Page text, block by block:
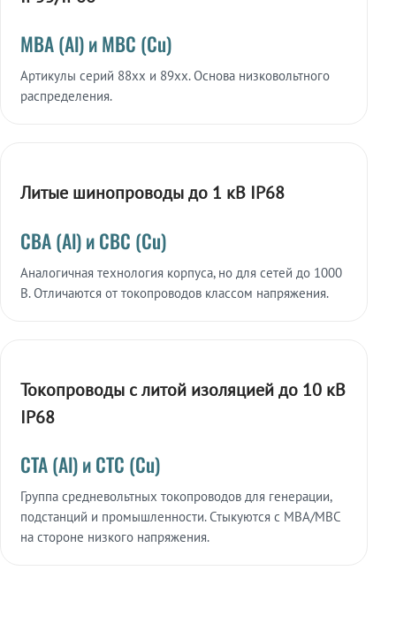
МВА (Al) и МВС (Cu)
Артикулы серий 88xx и 89xx. Основа низковольтного
распределения.
Литые шинопроводы до 1 кВ IP68
СВА (Al) и СВС (Cu)
Аналогичная технология корпуса, но для сетей до 1000
В. Отличаются от токопроводов классом напряжения.
Токопроводы с литой изоляцией до 10 кВ
IP68
СТА (Al) и СТС (Cu)
Группа средневольтных токопроводов для генерации,
подстанций и промышленности. Стыкуются с МВА/МВС
на стороне низкого напряжения.